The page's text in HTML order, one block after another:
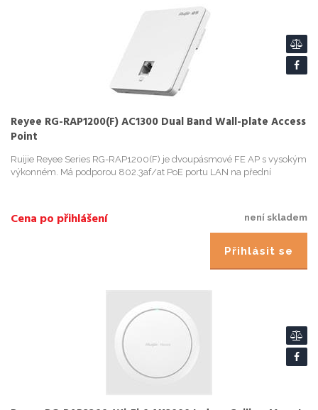
Reyee RG-RAP1200(F) AC1300 Dual Band Wall-plate Access
Point
Ruijie Reyee Series RG-RAP1200(F) je dvoupásmové FE AP s vysokým
výkonném. Má podporou 802.3af/at PoE portu LAN na přední
není skladem
Cena po přihlášení
Přihlásit se